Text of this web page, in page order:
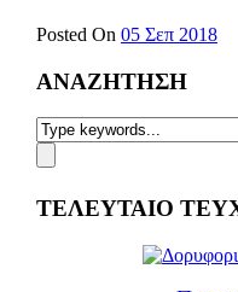
Posted On 05 Σεπ 2018
ΑΝΑΖΗΤΗΣΗ
ΤΕΛΕΥΤΑΙΟ